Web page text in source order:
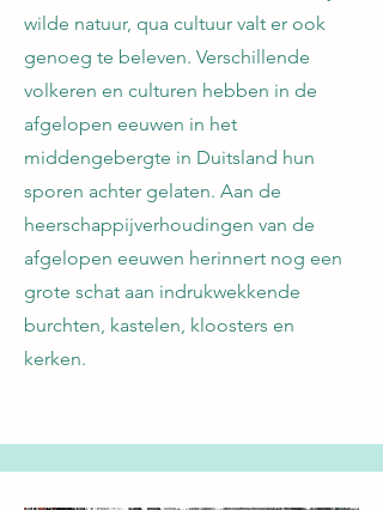
wilde natuur, qua cultuur valt er ook
genoeg te beleven. Verschillende
volkeren en culturen hebben in de
afgelopen eeuwen in het
middengebergte in Duitsland hun
sporen achter gelaten. Aan de
heerschappijverhoudingen van de
afgelopen eeuwen herinnert nog een
grote schat aan indrukwekkende
burchten, kastelen, kloosters en
kerken.